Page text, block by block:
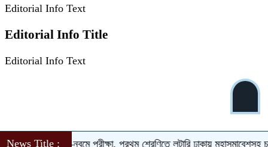
News Title :
ভর্তিতে দ্বিতীয়-নবমে পরীক্ষা, প্রথম শ্রেণিতে লটারিঢাকায় মহাসমাবেশসহ
Editorial Info Text
Editorial Info Title
Editorial Info Text